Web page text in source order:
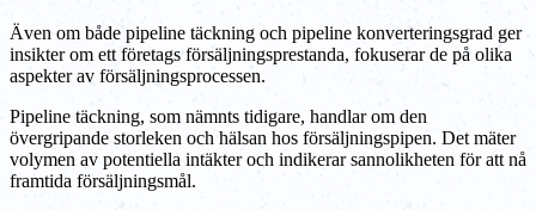
Även om både pipeline täckning och pipeline konverteringsgrad ger
insikter om ett företags försäljningsprestanda, fokuserar de på olika
aspekter av försäljningsprocessen.
Pipeline täckning, som nämnts tidigare, handlar om den
övergripande storleken och hälsan hos försäljningspipen. Det mäter
volymen av potentiella intäkter och indikerar sannolikheten för att nå
framtida försäljningsmål.